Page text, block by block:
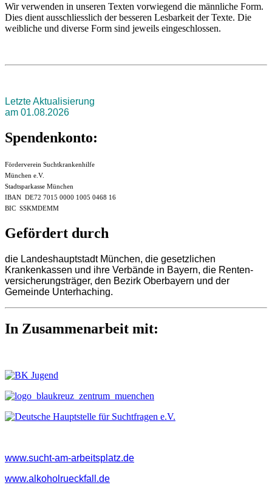
Wir verwenden in unseren Texten vorwiegend die männliche Form.
Dies dient ausschliesslich der besseren Lesbarkeit der Texte. Die
weibliche und diverse Form sind jeweils eingeschlossen.
Letzte Aktualisierung
am 01.08.2026
Spendenkonto:
Förderverein Suchtkrankenhilfe
München e.V.
Stadtsparkasse München
IBAN DE72 7015 0000 1005 0468 16
BIC SSKMDEMM
Gefördert durch
die Landeshauptstadt München, die gesetzlichen
Krankenkassen und ihre Verbände in Bayern, die Renten-
versicherungsträger, den Bezirk Oberbayern und der
Gemeinde Unterhaching.
In Zusammenarbeit mit:
www.sucht-am-arbeitsplatz.de
www.alkoholrueckfall.de